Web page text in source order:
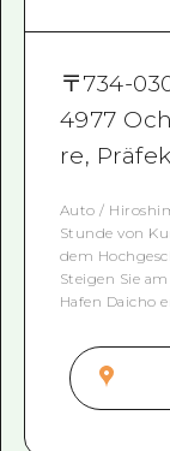
〒734-
4977
re,
Auto /
Stunde von
dem
Steigen Sie
Hafen Daicho